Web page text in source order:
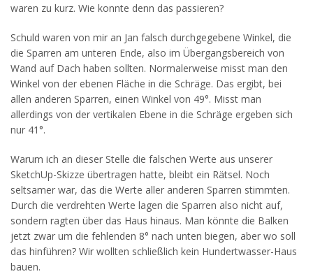
waren zu kurz. Wie konnte denn das passieren?
Schuld waren von mir an Jan falsch durchgegebene Winkel, die
die Sparren am unteren Ende, also im Übergangsbereich von
Wand auf Dach haben sollten. Normalerweise misst man den
Winkel von der ebenen Fläche in die Schräge. Das ergibt, bei
allen anderen Sparren, einen Winkel von 49°. Misst man
allerdings von der vertikalen Ebene in die Schräge ergeben sich
nur 41°.
Warum ich an dieser Stelle die falschen Werte aus unserer
SketchUp-Skizze übertragen hatte, bleibt ein Rätsel. Noch
seltsamer war, das die Werte aller anderen Sparren stimmten.
Durch die verdrehten Werte lagen die Sparren also nicht auf,
sondern ragten über das Haus hinaus. Man könnte die Balken
jetzt zwar um die fehlenden 8° nach unten biegen, aber wo soll
das hinführen? Wir wollten schließlich kein Hundertwasser-Haus
bauen.